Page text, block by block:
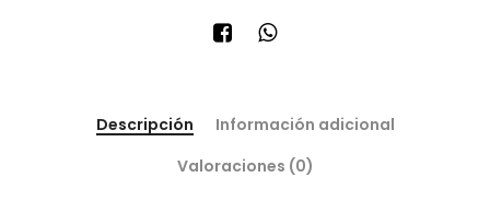
Descripción
Información adicional
Valoraciones (0)